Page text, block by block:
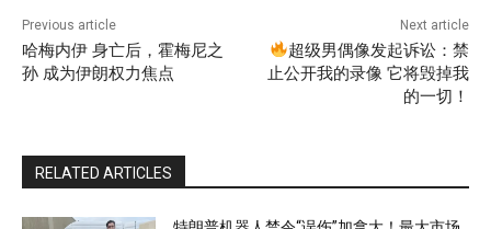
Previous article
哈梅内伊 身亡后，霍梅尼之
孙 成为伊朗权力焦点
Next article
超级男偶像发起诉讼：禁
止公开我的录像 它将毁掉我
的一切！
RELATED ARTICLES